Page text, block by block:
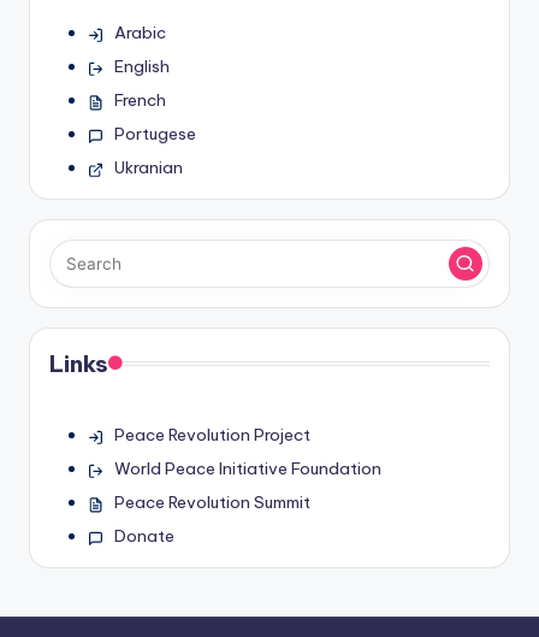
Arabic
English
French
Portugese
Ukranian
Links
Peace Revolution Project
World Peace Initiative Foundation
Peace Revolution Summit
Donate